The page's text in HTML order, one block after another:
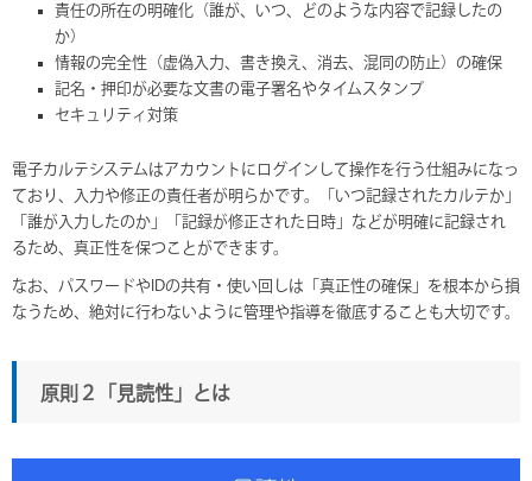
責任の所在の明確化（誰が、いつ、どのような内容で記録したの
か）
情報の完全性（虚偽入力、書き換え、消去、混同の防止）の確保
記名・押印が必要な文書の電子署名やタイムスタンプ
セキュリティ対策
電子カルテシステムはアカウントにログインして操作を行う仕組みになっ
ており、入力や修正の責任者が明らかです。「いつ記録されたカルテか」
「誰が入力したのか」「記録が修正された日時」などが明確に記録され
るため、真正性を保つことができます。
なお、パスワードやIDの共有・使い回しは「真正性の確保」を根本から損
なうため、絶対に行わないように管理や指導を徹底することも大切です。
原則２「見読性」とは